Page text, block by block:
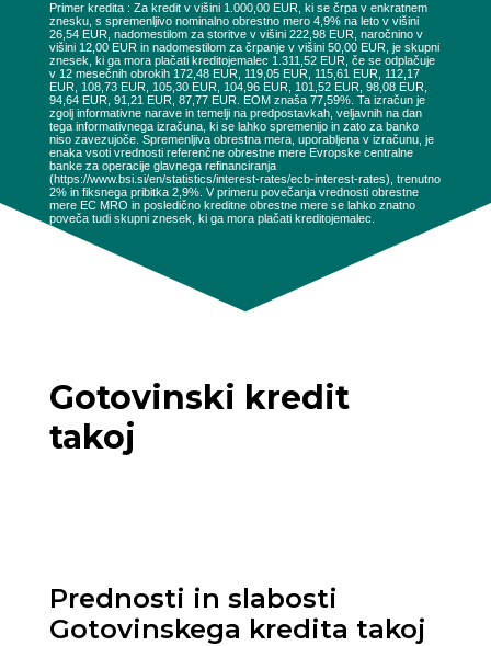
Primer kredita : Za kredit v višini 1.000,00 EUR, ki se črpa v enkratnem
znesku, s spremenljivo nominalno obrestno mero 4,9% na leto v višini
26,54 EUR, nadomestilom za storitve v višini 222,98 EUR, naročnino v
višini 12,00 EUR in nadomestilom za črpanje v višini 50,00 EUR, je skupni
znesek, ki ga mora plačati kreditojemalec 1.311,52 EUR, če se odplačuje
v 12 mesečnih obrokih 172,48 EUR, 119,05 EUR, 115,61 EUR, 112,17
EUR, 108,73 EUR, 105,30 EUR, 104,96 EUR, 101,52 EUR, 98,08 EUR,
94,64 EUR, 91,21 EUR, 87,77 EUR. EOM znaša 77,59%. Ta izračun je
zgolj informativne narave in temelji na predpostavkah, veljavnih na dan
tega informativnega izračuna, ki se lahko spremenijo in zato za banko
niso zavezujoče. Spremenljiva obrestna mera, uporabljena v izračunu, je
enaka vsoti vrednosti referenčne obrestne mere Evropske centralne
banke za operacije glavnega refinanciranja
(https://www.bsi.si/en/statistics/interest-rates/ecb-interest-rates), trenutno
2% in fiksnega pribitka 2,9%. V primeru povečanja vrednosti obrestne
mere EC MRO in posledično kreditne obrestne mere se lahko znatno
poveča tudi skupni znesek, ki ga mora plačati kreditojemalec.
Gotovinski kredit
takoj
Prednosti in slabosti
Gotovinskega kredita takoj